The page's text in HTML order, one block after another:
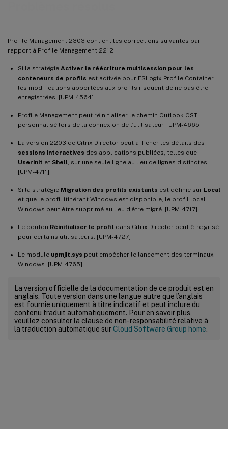
Profile Management 2303 contient les corrections suivantes par
rapport à Profile Management 2212 :
Si la stratégie Activer la réécriture multisession pour les
conteneurs de profils est activée pour FSLogix Profile Container,
les modifications apportées aux profils risquent de ne pas être
enregistrées. [UPM-4564]
Profile Management peut réinitialiser le chemin Outlook OST
personnalisé lors de la connexion de l’utilisateur. [UPM-4665]
La version 2203 de Citrix Director peut afficher les détails des
sessions interactives des applications publiées, telles que
Userinit et Shell , sur une seule ligne au lieu de lignes distinctes.
[UPM-4711]
Si la stratégie Migration des profils existants est définie sur Local
et que le profil itinérant Windows est disponible, le profil local
Windows peut être supprimé au lieu d’être migré. [UPM-4717]
Le bouton Réinitialiser le profil dans Citrix Director peut être grisé
pour certains utilisateurs. [UPM-4727]
Le module upmjit.sys peut empêcher le lancement des terminaux
Windows. [UPM-4765]
La version officielle de la documentation de ce produit est en
anglais. Toute version dans une langue autre que l’anglais
est fournie uniquement à titre indicatif et peut inclure du
contenu traduit automatiquement. Pour en savoir plus,
veuillez consulter la clause de non-responsabilité relative à
la traduction automatique surCloud Software Group home.